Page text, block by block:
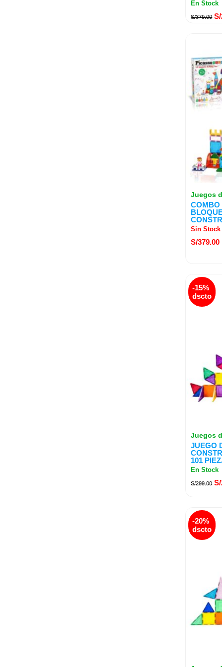
En Stock
S/379.00 S/
Juegos
COMBO
Sin Stock
S/379.00
-15%
dscto
Juegos
JUEGO
101
En Stock
S/299.00 S/
-20%
dscto